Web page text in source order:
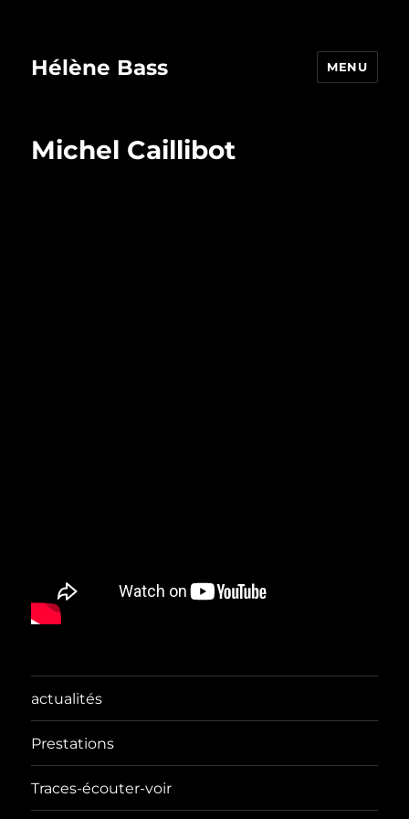
Hélène Bass MENU
Michel Caillibot
actualités
Prestations
Traces-écouter-voir